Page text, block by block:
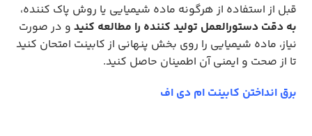
قبل از استفاده از هرگونه ماده شیمیایی یا روش پاک کننده،
به دقت دستورالعمل تولید کننده را مطالعه کنید و در صورت
نیاز، ماده شیمیایی را روی بخش پنهانی از کابینت امتحان کنید
تا از صحت و ایمنی آن اطمینان حاصل کنید.
برق انداختن کابینت ام دی اف